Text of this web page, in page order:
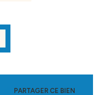
PARTAGER CE BIEN